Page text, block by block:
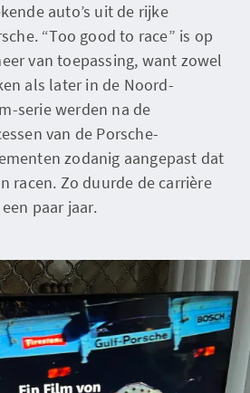
auto’s uit de rijke
“Too good to race” is op
van toepassing, want zowel
als later in de Noord-
serie werden na de
van de Porsche-
zodanig aangepast dat
racen. Zo duurde de carrière
paar jaar.